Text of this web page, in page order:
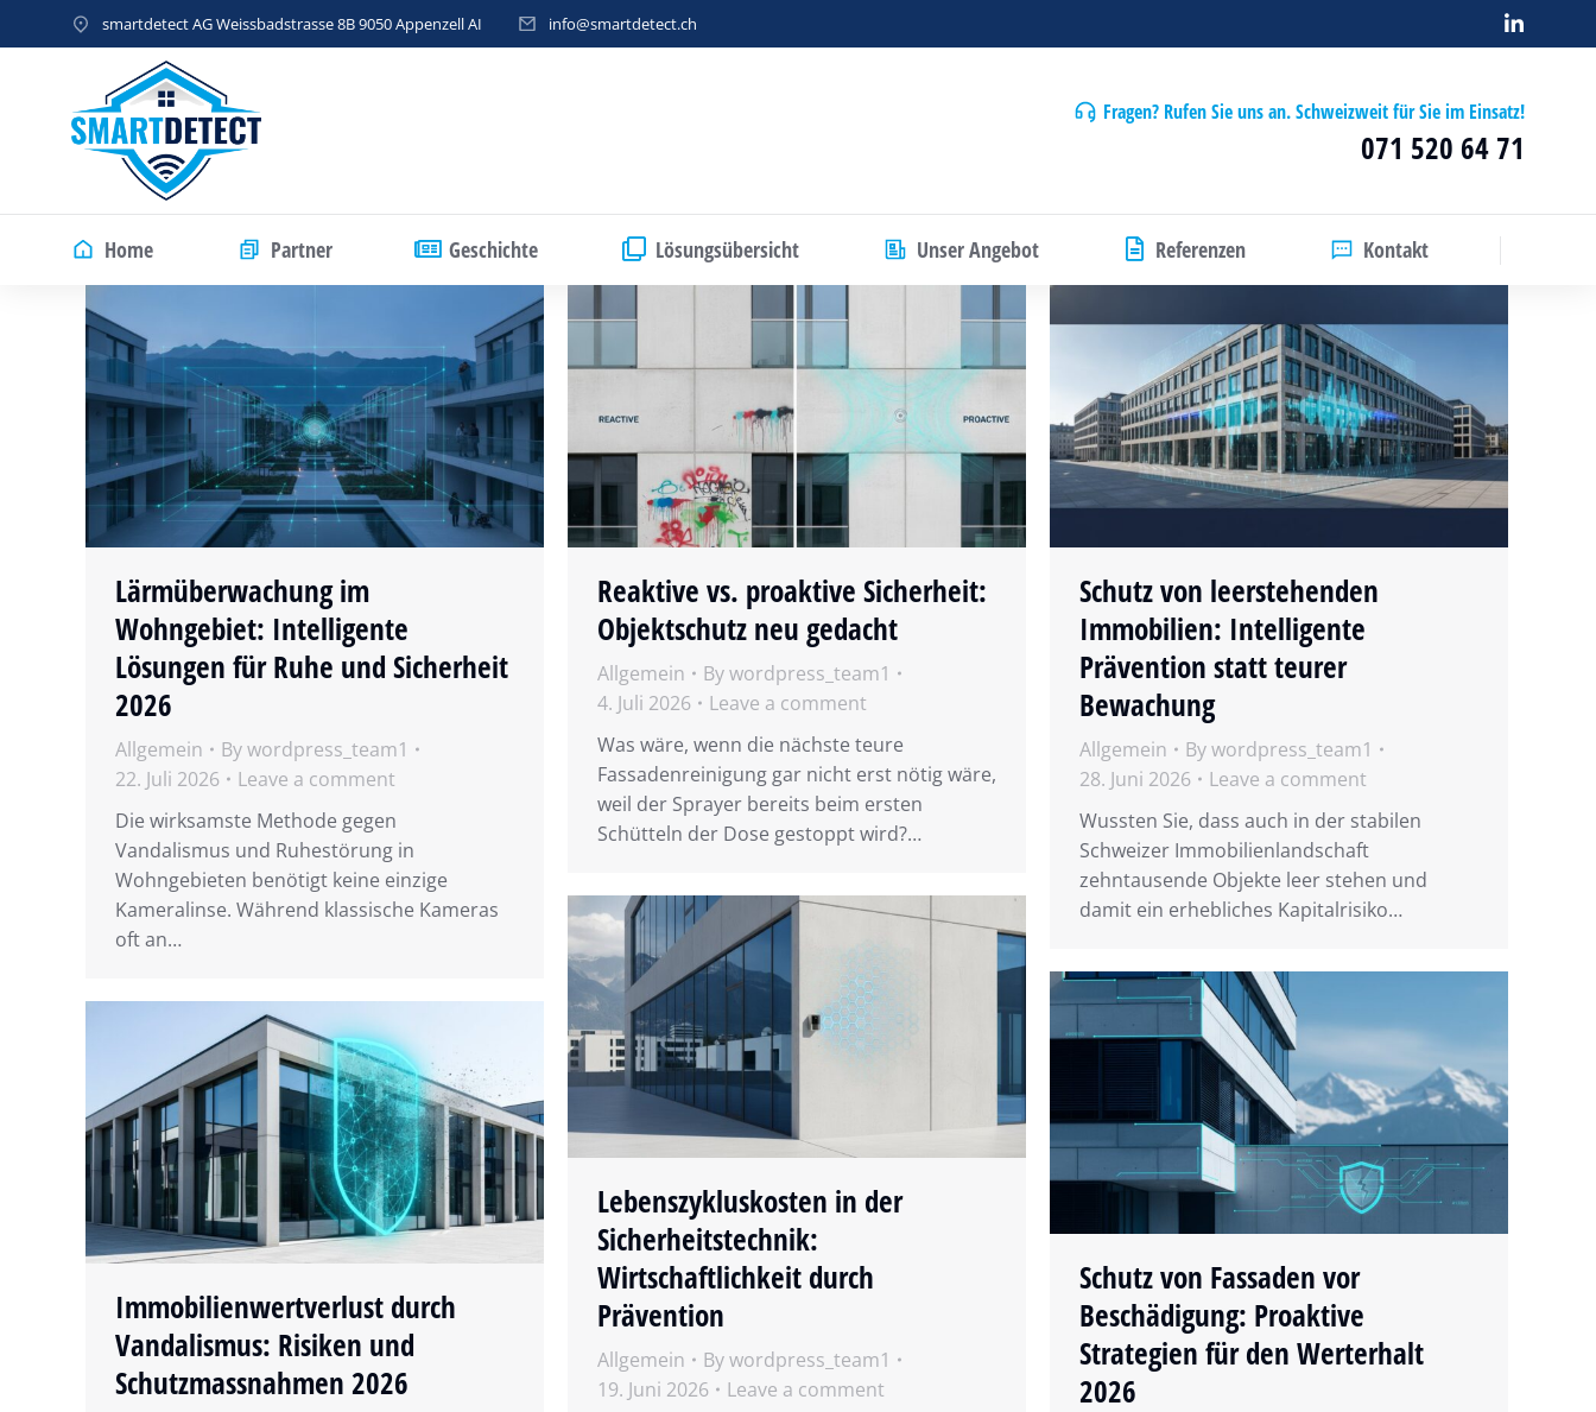
smartdetect AG Weissbadstrasse 8B 9050 Appenzell AI info@smartdetect.ch
Fragen? Rufen Sie uns an. Schweizweit für Sie im Einsatz!
071 520 64 71
Home Partner Geschichte Lösungsübersicht Unser Angebot Referenzen Kontakt
Lärmüberwachung im
Wohngebiet: Intelligente
Lösungen für Ruhe und Sicherheit
2026
Allgemein Bywordpress_team1
22. Juli 2026
Leave a comment
Die wirksamste Methode gegen
Vandalismus und Ruhestörung in
Wohngebieten benötigt keine einzige
Kameralinse. Während klassische Kameras
oft an…
Reaktive vs. proaktive Sicherheit:
Objektschutz neu gedacht
Allgemein Bywordpress_team1
4. Juli 2026
Leave a comment
Was wäre, wenn die nächste teure
Fassadenreinigung gar nicht erst nötig wäre,
weil der Sprayer bereits beim ersten
Schütteln der Dose gestoppt wird?…
Schutz von leerstehenden
Immobilien: Intelligente
Prävention statt teurer
Bewachung
Allgemein Bywordpress_team1
28. Juni 2026
Leave a comment
Wussten Sie, dass auch in der stabilen
Schweizer Immobilienlandschaft
zehntausende Objekte leer stehen und
damit ein erhebliches Kapitalrisiko…
Lebenszykluskosten in der
Sicherheitstechnik:
Wirtschaftlichkeit durch
Prävention
Allgemein Bywordpress_team1
19. Juni 2026
Leave a comment
Schutz von Fassaden vor
Beschädigung: Proaktive
Strategien für den Werterhalt
2026
Immobilienwertverlust durch
Vandalismus: Risiken und
Schutzmassnahmen 2026